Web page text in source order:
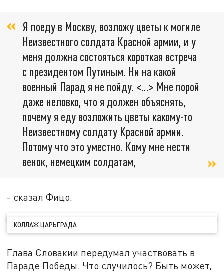
Я поеду в Москву, возложу цветы к могиле
Неизвестного солдата Красной армии, и у
меня должна состояться короткая встреча
с президентом Путиным. Ни на какой
военный Парад я не пойду. <...> Мне порой
даже неловко, что я должен объяснять,
почему я еду возложить цветы какому-то
Неизвестному солдату Красной армии.
Потому что это уместно. Кому мне нести
венок, немецким солдатам,
- сказал Фицо.
КОЛЛАЖ ЦАРЬГРАДА
Глава Словакии передумал участвовать в
Параде Победы. Что случилось? Быть может,